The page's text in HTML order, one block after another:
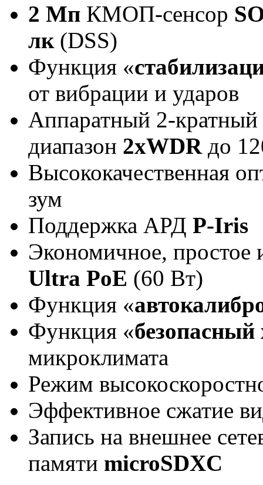
2 Мп КМОП-сенсор
лк (DSS)
Функция «
от вибрации и ударов
Аппаратный 2-
диапазон 2xWDRдо
Высококачественная
зум
Поддержка АРД P-Iris
Экономичное, простое
Ultra PoE (60 Вт)
Функция «
Функция «
микроклимата
Режим
Эффективное сжатие
Запись на внешнее
памяти microSDXC